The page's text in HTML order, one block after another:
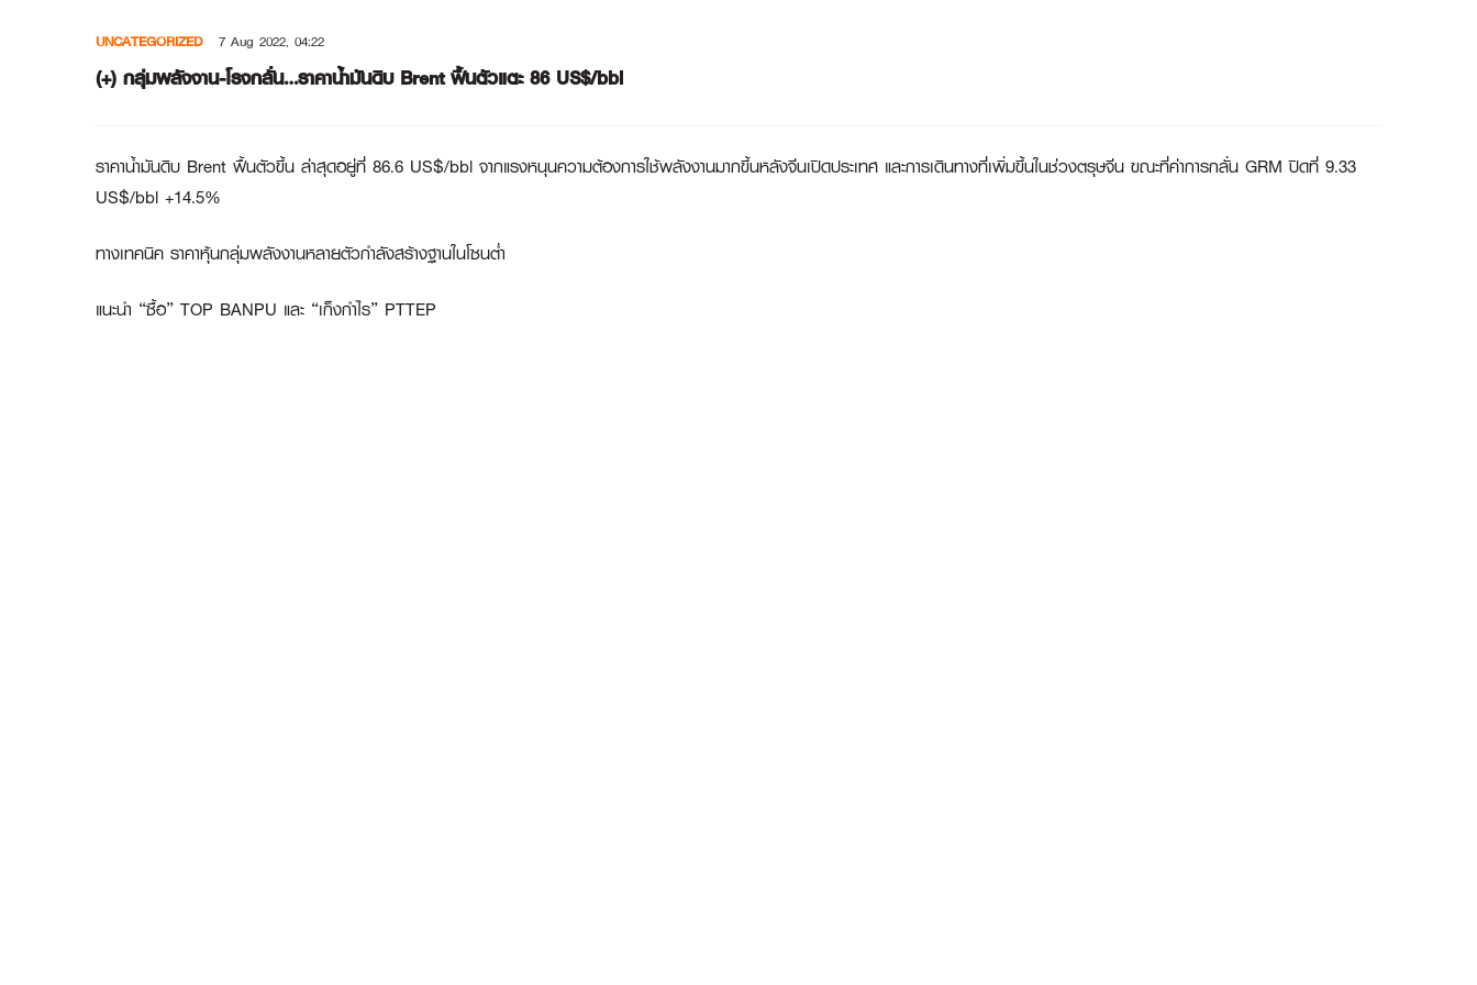
UNCATEGORIZED 7 Aug 2022, 04:22
(+) กลุ่มพลังงาน-โรงกลั่น…ราคาน้ำมันดิบ Brent ฟื้นตัวแตะ 86 US$/bbl
ราคาน้ำมันดิบ Brent ฟื้นตัวขึ้น ล่าสุดอยู่ที่ 86.6 US$/bbl จากแรงหนุนความต้องการใช้พลังงานมากขึ้นหลังจีนเปิดประเทศ และการเดินทางที่เพิ่มขึ้นในช่วงตรุษจีน ขณะที่ค่าการกลั่น GRM ปิดที่ 9.33
US$/bbl +14.5%
ทางเทคนิค ราคาหุ้นกลุ่มพลังงานหลายตัวกำลังสร้างฐานในโซนต่ำ
แนะนำ “ซื้อ” TOP BANPU และ “เก็งกำไร” PTTEP